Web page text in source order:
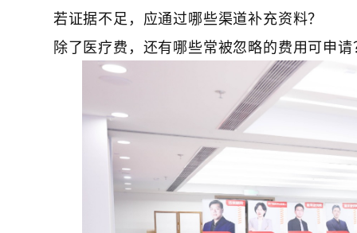
​若证据不足，应通过哪些渠道补充资料？​​
除了医疗费，还有哪些常被忽略的费用可申请